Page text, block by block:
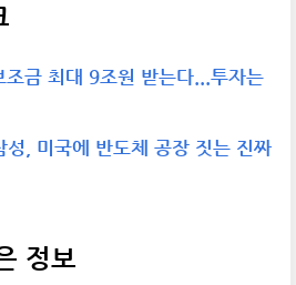
금 최대 9조원 받는다...투자는
, 미국에 반도체 공장 짓는 진짜
정보